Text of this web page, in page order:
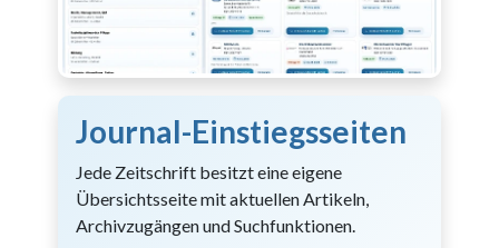
Journal-Einstiegsseiten
Jede Zeitschrift besitzt eine eigene
Übersichtsseite mit aktuellen Artikeln,
Archivzugängen und Suchfunktionen.